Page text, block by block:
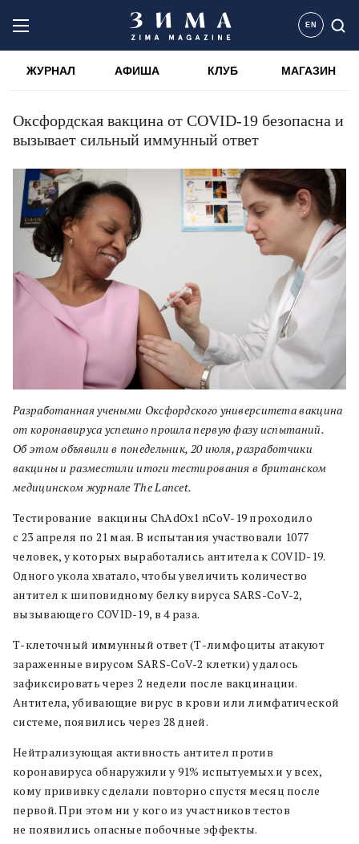
EN
ЖУРНАЛ АФИША КЛУБ МАГАЗИН
Оксфордская вакцина от COVID-19 безопасна и
вызывает сильный иммунный ответ
Разработанная учеными Оксфордского университета вакцина
от коронавируса успешно прошла первую фазу испытаний.
Об этом объявили в понедельник, 20 июля, разработчики
вакцины и разместили итоги тестирования в британском
медицинском журнале The Lancet.
Тестирование вакцины ChAdOx1 nCoV-19 проходило
с 23 апреля по 21 мая. В испытания участвовали 1077
человек, у которых выработались антитела к COVID-19.
Одного укола хватало, чтобы увеличить количество
антител к шиповидному белку вируса SARS-CoV-2,
вызывающего COVID-19, в 4 раза.
Т-клеточный иммунный ответ (Т-лимфоциты атакуют
зараженные вирусом SARS-CoV-2 клетки) удалось
зафиксировать через 2 недели после вакцинации.
Антитела, убивающие вирус в крови или лимфатической
системе, появились через 28 дней.
Нейтрализующая активность антител против
коронавируса обнаружили у 91% испытуемых и у всех,
кому прививку сделали повторно спустя месяц после
первой. При этом ни у кого из участников тестов
не появились опасные побочные эффекты.